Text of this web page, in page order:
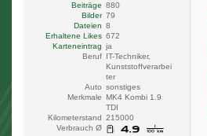
Beiträge 880
Bilder 79
Dateien 8
Erhaltene Likes 672
Karteneintrag ja
Beruf IT-Techniker,
Kunststoffverarbei
ter
Auto sonstiges
Merkmale MK4 Kombi 1.9
TDI
Kilometerstand 215000
Verbrauch Ø